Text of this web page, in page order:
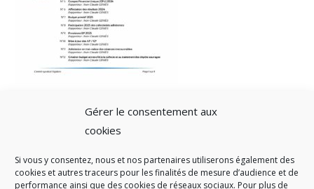
Gérer le consentement aux
cookies
Si vous y consentez, nous et nos partenaires utiliserons également des
cookies et autres traceurs pour les finalités de mesure d’audience et de
performance ainsi que des cookies de réseaux sociaux. Pour plus de
A SAVOIR